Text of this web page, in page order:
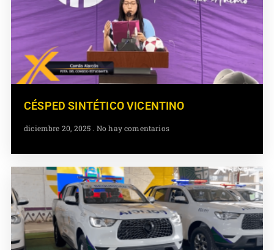
CÉSPED SINTÉTICO VICENTINO
diciembre 20, 2025 No hay comentarios